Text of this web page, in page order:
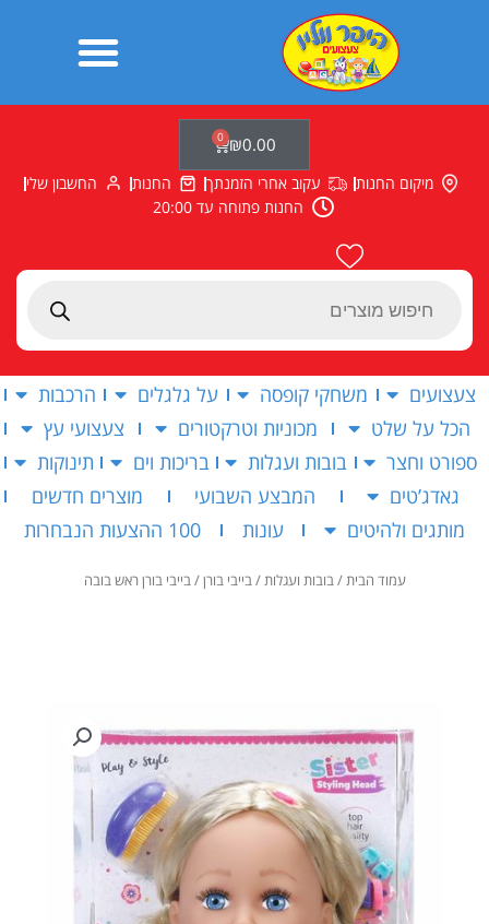
Products
₪0.00
0
עגלת
קניות
מיקום החנות עקוב אחרי הזמנתך החנות
החשבון שלי
החנות פתוחה עד 20:00
צעצועים משחקי קופסה על גלגלים
הרכבות
הכל על שלט
מכוניות וטרקטורים
צעצועי עץ
ספורט וחצר
בובות ועגלות בריכות וים
תינוקות
גאדג’טים
המבצע השבועי
מוצרים חדשים
מותגים ולהיטים
עונות 100 ההצעות הנבחרות
עמוד הבית/בובות ועגלות/בייבי בורן/ בייבי בורן ראש בובה